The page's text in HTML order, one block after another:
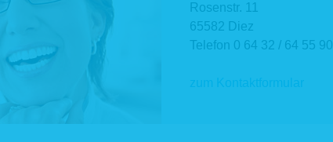
Rosenstr. 11
65582 Diez
Telefon 0 64 32 / 64 55 90
zum Kontaktformular